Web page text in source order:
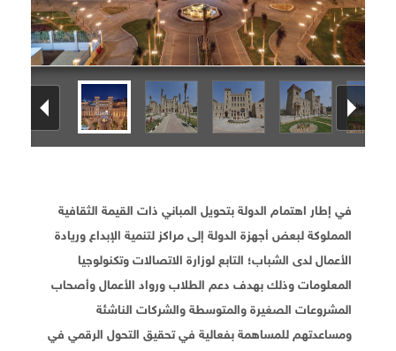
في إطار اهتمام الدولة بتحويل المباني ذات القيمة الثقافية
المملوكة لبعض أجهزة الدولة إلى مراكز لتنمية الإبداع وريادة
الأعمال لدى الشباب؛ التابع لوزارة الاتصالات وتكنولوجيا
المعلومات وذلك بهدف دعم الطلاب ورواد الأعمال وأصحاب
المشروعات الصغيرة والمتوسطة والشركات الناشئة
ومساعدتهم للمساهمة بفعالية في تحقيق التحول الرقمي في